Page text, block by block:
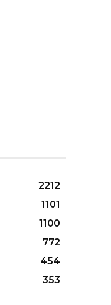
2212
1101
1100
772
454
353